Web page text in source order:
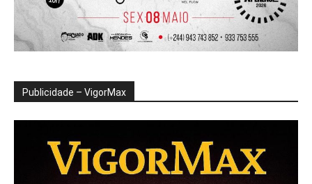
Publicidade – VigorMax